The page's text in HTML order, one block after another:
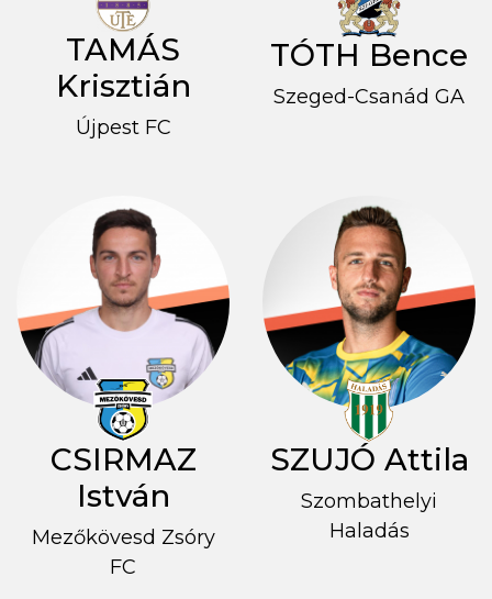
TAMÁS
Krisztián
Újpest FC
TÓTH Bence
Szeged-Csanád GA
CSIRMAZ
István
Mezőkövesd Zsóry
FC
SZUJÓ Attila
Szombathelyi
Haladás